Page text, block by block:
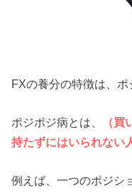
FXの養分の特徴は、ポ
ポジポジ病とは、
（
持たずにはいられない
例えば、一つのポジシ